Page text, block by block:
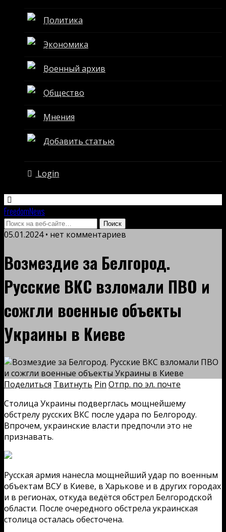
Политика
Экономика
Военный архив
Общество
Мнения
Добавить статью
Login
FreedomNews
05.01.2024 • нет комментариев
Возмездие за Белгород.
Русские ВКС взломали ПВО и
сожгли военные объекты
Украины в Киеве
Поделиться Твитнуть Pin Отпр. по эл. почте
Столица Украины подверглась мощнейшему
обстрелу русских ВКС после удара по Белгороду.
Впрочем, украинские власти предпочли это не
признавать.
Русская армия нанесла мощнейший удар по военным
объектам ВСУ в Киеве, в Харькове и в других городах
и в регионах, откуда ведётся обстрел Белгородской
области. После очередного обстрела украинская
столица осталась обесточена.